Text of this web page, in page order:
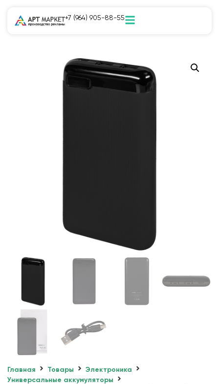
+7 (964) 905-88-55
Главная Товары
Электроника
Универсальные аккумуляторы